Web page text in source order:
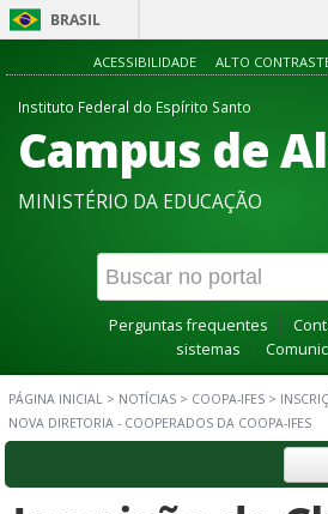
BRASIL
ACESSIBILIDADE ALTO
Instituto Federal do Espírito Santo
Campus de
MINISTÉRIO DA EDUCAÇÃO
Perguntas frequentes
sistemas
PÁGINA INICIAL > NOTÍCIAS > COOPA-IFES >
NOVA DIRETORIA - COOPERADOS DA COOPA-IFES